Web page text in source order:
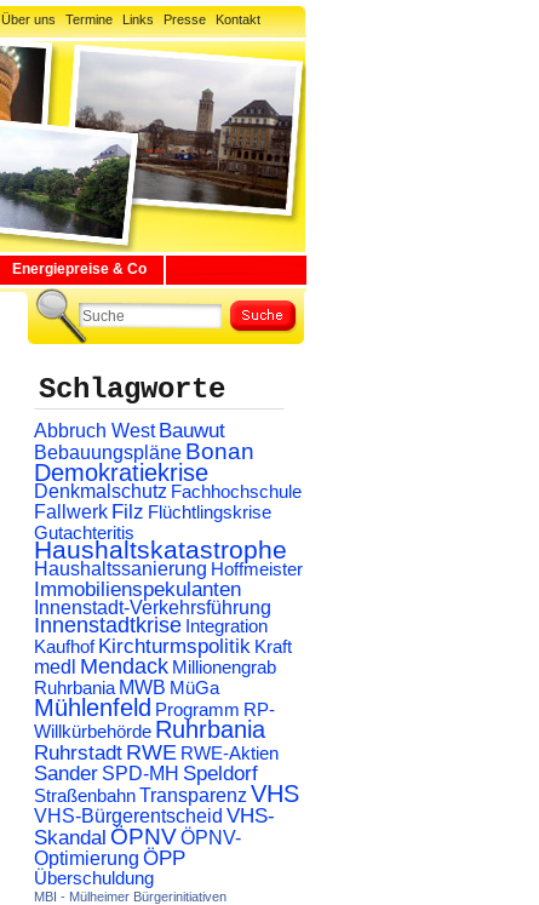
Über uns Termine Links Presse Kontakt
Energiepreise & Co
Schlagworte
Abbruch West Bauwut
Bebauungspläne Bonan
Demokratiekrise
Denkmalschutz Fachhochschule
Fallwerk Filz Flüchtlingskrise
Gutachteritis
Haushaltskatastrophe
Haushaltssanierung Hoffmeister
Immobilienspekulanten
Innenstadt-Verkehrsführung
Innenstadtkrise Integration
Kaufhof Kirchturmspolitik Kraft
medl Mendack Millionengrab
Ruhrbania MWB MüGa
Mühlenfeld Programm RP-
Willkürbehörde Ruhrbania
Ruhrstadt RWE RWE-Aktien
Sander SPD-MH Speldorf
StraßenbahnTransparenz VHS
VHS-Bürgerentscheid VHS-
Skandal ÖPNVÖPNV-
Optimierung ÖPP
Überschuldung
MBI - Mülheimer Bürgerinitiativen